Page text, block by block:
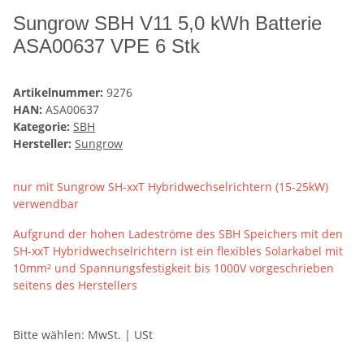
Sungrow SBH V11 5,0 kWh Batterie
ASA00637 VPE 6 Stk
Artikelnummer: 9276
HAN: ASA00637
Kategorie: SBH
Hersteller: Sungrow
nur mit Sungrow SH-xxT Hybridwechselrichtern (15-25kW)
verwendbar
Aufgrund der hohen Ladeströme des SBH Speichers mit den
SH-xxT Hybridwechselrichtern ist ein flexibles Solarkabel mit
10mm² und Spannungsfestigkeit bis 1000V vorgeschrieben
seitens des Herstellers
Bitte wählen: MwSt. | USt